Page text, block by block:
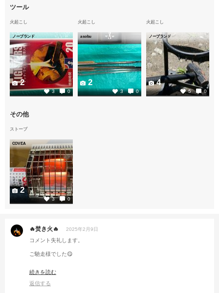
ツール
火起こし
ノーブランド
3 0
2
火起こし
asobu
3 0
2
火起こし
ノーブランド
5 0
4
その他
ストーブ
COVEA
3 0
2
🔥焚き火🔥 2025年2月9日
コメント失礼します。
ご馳走様でした😋
多分、オーナーさんが🤔
また、薪割りもしましょ🤣
続きを読む
返信する